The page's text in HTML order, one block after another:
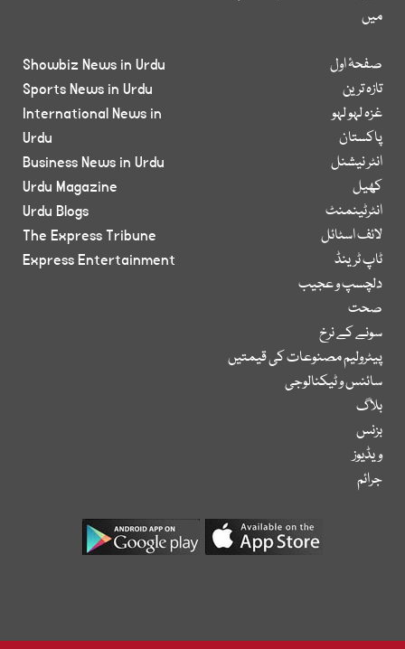
میں
صفحۂ اول
تازہ ترین
غزہ لہو لہو
پاکستان
انٹر نیشنل
کھیل
انٹرٹینمنٹ
لائف اسٹائل
ٹاپ ٹرینڈ
دلچسپ و عجیب
صحت
سونے کے نرخ
پیٹرولیم مصنوعات کی قیمتیں
سائنس و ٹیکنالوجی
بلاگ
بزنس
ویڈیوز
جرائم
Showbiz News in Urdu
Sports News in Urdu
International News in
Urdu
Business News in Urdu
Urdu Magazine
Urdu Blogs
The Express Tribune
Express Entertainment